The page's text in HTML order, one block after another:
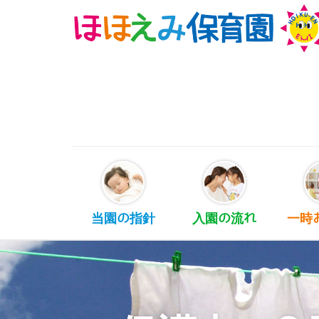
当園の指針 入園の流れ 一時